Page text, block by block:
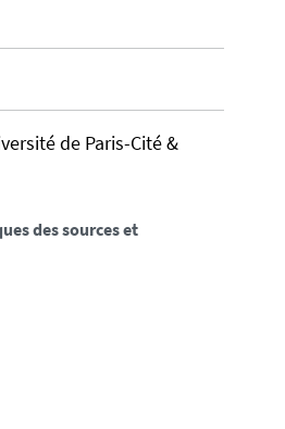
de Paris-Cité &
des sources et